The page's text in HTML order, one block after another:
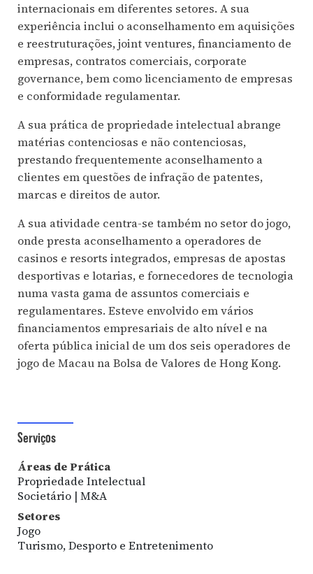
internacionais em diferentes setores. A sua
experiência inclui o aconselhamento em aquisições
e reestruturações, joint ventures, financiamento de
empresas, contratos comerciais, corporate
governance, bem como licenciamento de empresas
e conformidade regulamentar.
A sua prática de propriedade intelectual abrange
matérias contenciosas e não contenciosas,
prestando frequentemente aconselhamento a
clientes em questões de infração de patentes,
marcas e direitos de autor.
A sua atividade centra-se também no setor do jogo,
onde presta aconselhamento a operadores de
casinos e resorts integrados, empresas de apostas
desportivas e lotarias, e fornecedores de tecnologia
numa vasta gama de assuntos comerciais e
regulamentares. Esteve envolvido em vários
financiamentos empresariais de alto nível e na
oferta pública inicial de um dos seis operadores de
jogo de Macau na Bolsa de Valores de Hong Kong.
Serviços
Áreas de Prática
Propriedade Intelectual
Societário | M&A
Setores
Jogo
Turismo, Desporto e Entretenimento